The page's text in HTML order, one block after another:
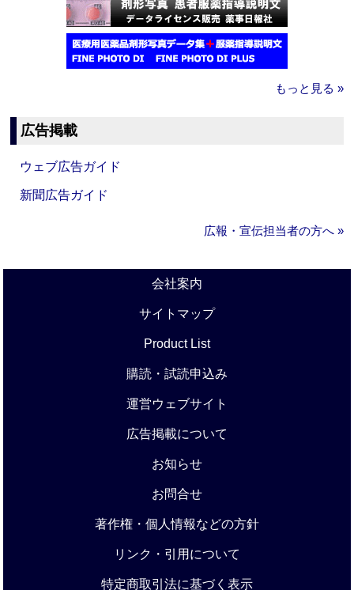
もっと見る »
広告掲載
ウェブ広告ガイド
新聞広告ガイド
広報・宣伝担当者の方へ »
会社案内
サイトマップ
Product List
購読・試読申込み
運営ウェブサイト
広告掲載について
お知らせ
お問合せ
著作権・個人情報などの方針
リンク・引用について
特定商取引法に基づく表示